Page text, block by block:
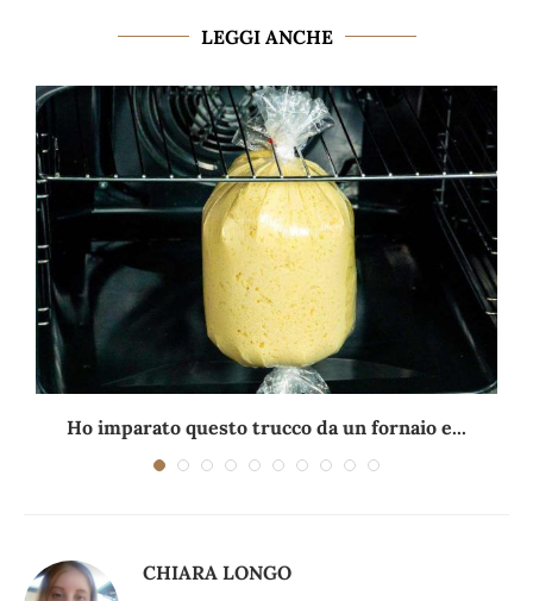
LEGGI ANCHE
Ho imparato questo trucco da un fornaio e...
CHIARA LONGO